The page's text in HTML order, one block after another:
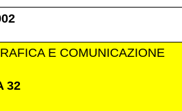
E COMUNICAZIONE
32